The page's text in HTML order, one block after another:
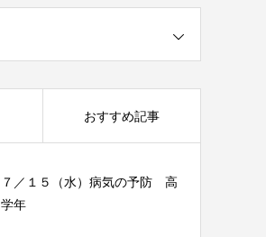
おすすめ記事
７／１５（水）病気の予防 高
学年